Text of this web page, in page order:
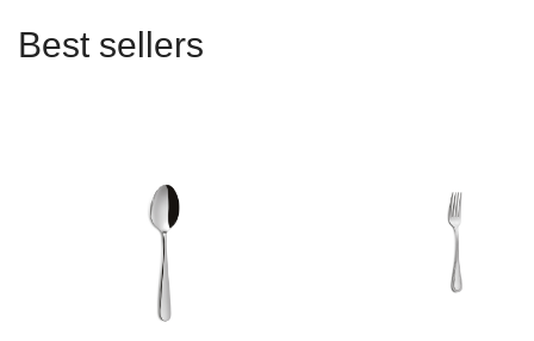
Best sellers